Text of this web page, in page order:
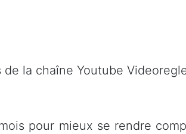
la chaîne Youtube
pour mieux se rendre